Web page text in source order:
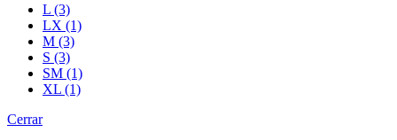
L (3)
LX (1)
M (3)
S (3)
SM (1)
XL (1)
Cerrar